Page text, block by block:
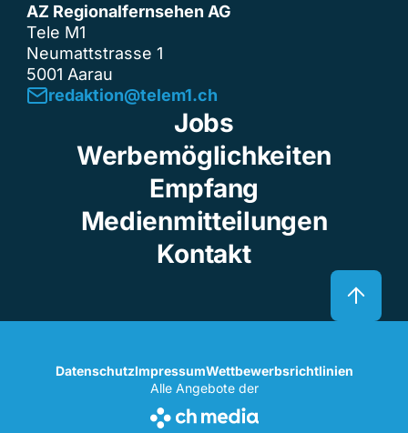
AZ Regionalfernsehen AG
Tele M1
Neumattstrasse 1
5001 Aarau
redaktion@telem1.ch
Jobs
Werbemöglichkeiten
Empfang
Medienmitteilungen
Kontakt
DatenschutzImpressumWettbewerbsrichtlinien
Alle Angebote der